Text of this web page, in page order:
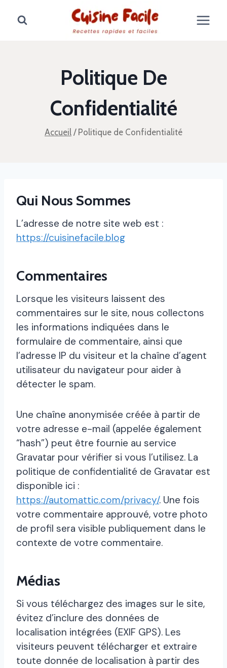
Politique De
Confidentialité
Accueil / Politique de Confidentialité
Qui Nous Sommes
L’adresse de notre site web est :
https://cuisinefacile.blog
Commentaires
Lorsque les visiteurs laissent des
commentaires sur le site, nous collectons
les informations indiquées dans le
formulaire de commentaire, ainsi que
l’adresse IP du visiteur et la chaîne d’agent
utilisateur du navigateur pour aider à
détecter le spam.
Une chaîne anonymisée créée à partir de
votre adresse e-mail (appelée également
“hash”) peut être fournie au service
Gravatar pour vérifier si vous l’utilisez. La
politique de confidentialité de Gravatar est
disponible ici :
https://automattic.com/privacy/. Une fois
votre commentaire approuvé, votre photo
de profil sera visible publiquement dans le
contexte de votre commentaire.
Médias
Si vous téléchargez des images sur le site,
évitez d’inclure des données de
localisation intégrées (EXIF GPS). Les
visiteurs peuvent télécharger et extraire
toute donnée de localisation à partir des